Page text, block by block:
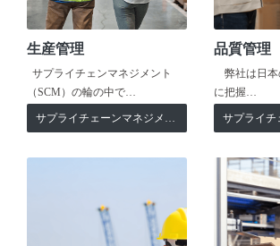
生産管理
サプライチェンマネジメント
（SCM）の輪の中で…
サプライチェーンマネジメント
品質管理
弊社は日本
に把握…